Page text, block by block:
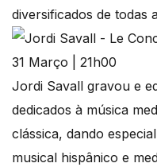
diversificados de todas
Jordi Savall gravou e
dedicados à música
clássica, dando
musical hispânico e